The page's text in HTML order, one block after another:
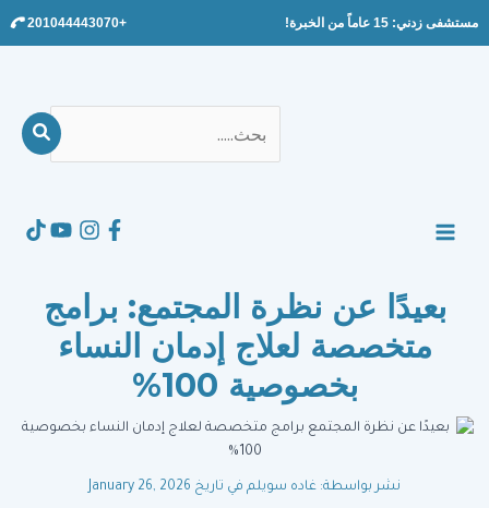
مستشفى زدني: 15 عاماً من الخبرة! +201044443070
MAIN
بعيدًا عن نظرة المجتمع: برامج
متخصصة لعلاج إدمان النساء
بخصوصية 100%
نشر بواسطة: غاده سويلم في تاريخ January 26, 2026